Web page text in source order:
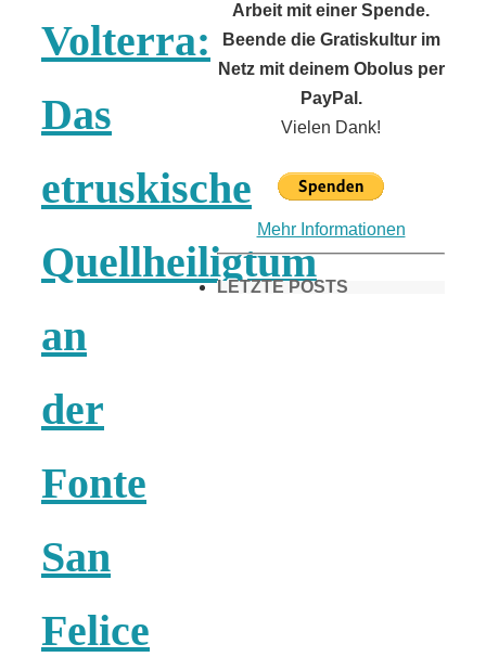
Volterra:
Das
etruskische
Quellheiligtum
an
der
Fonte
San
Felice
Arbeit mit einer Spende.
Beende die Gratiskultur im
Netz mit deinem Obolus per
PayPal.
Vielen Dank!
Mehr Informationen
LETZTE POSTS